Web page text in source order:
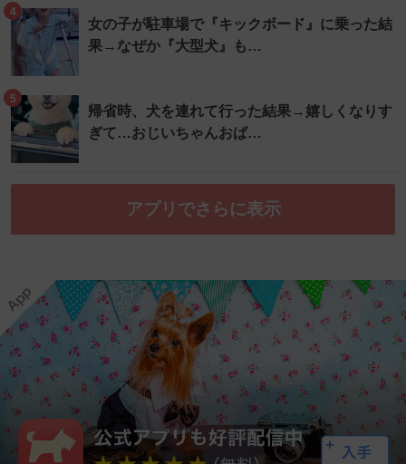
4
女の子が駐車場で『キックボード』に乗った結
果→なぜか『大型犬』も…
5
帰省時、犬を連れて行った結果→嬉しくなりす
ぎて…おじいちゃんおば…
アプリでさらに表示